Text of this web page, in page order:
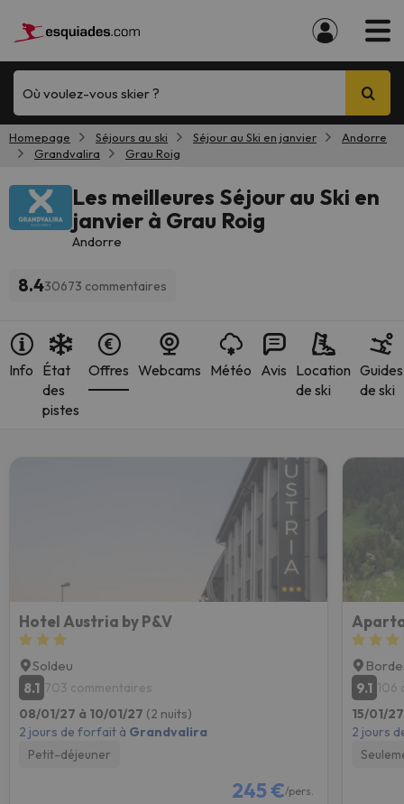
Où voulez-vous skier ?
Homepage Séjours au ski Séjour au Ski en janvier
Andorre
Grandvalira
Grau Roig
Les meilleures Séjour au Ski en
janvier à Grau Roig
Andorre
8.430673 commentaires
Info État
des
pistes
Offres Webcams Météo Avis Location
de ski
Guides
de ski
Hotel Austria by P&V
Soldeu
8.1 703 commentaires
08/01/27 à 10/01/27 (2 nuits)
2 jours de forfait à Grandvalira
Petit-déjeuner
245 €/pers.
9.1 106
15/01/
2 jours